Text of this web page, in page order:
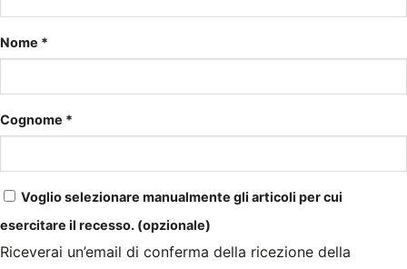
Nome *
Cognome *
Voglio selezionare manualmente gli articoli per cui
esercitare il recesso. (opzionale)
Riceverai un’email di conferma della ricezione della